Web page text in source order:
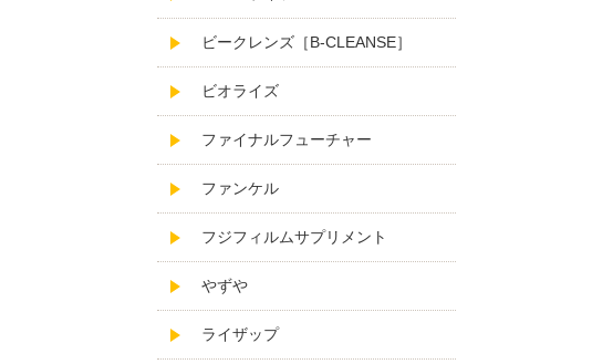
ビークレンズ［B-CLEANSE］
ビオライズ
ファイナルフューチャー
ファンケル
フジフィルムサプリメント
やずや
ライザップ